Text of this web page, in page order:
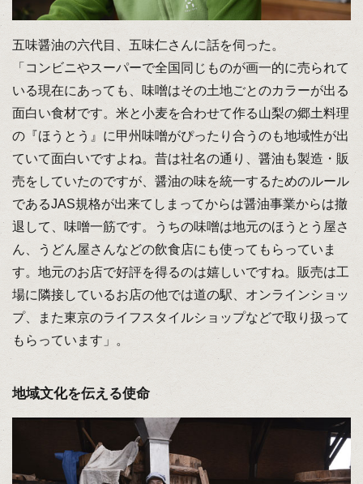
五味醤油の六代目、五味仁さんに話を伺った。
「コンビニやスーパーで全国同じものが画一的に売られて
いる現在にあっても、味噌はその土地ごとのカラーが出る
面白い食材です。米と小麦を合わせて作る山梨の郷土料理
の『ほうとう』に甲州味噌がぴったり合うのも地域性が出
ていて面白いですよね。昔は社名の通り、醤油も製造・販
売をしていたのですが、醤油の味を統一するためのルール
であるJAS規格が出来てしまってからは醤油事業からは撤
退して、味噌一筋です。うちの味噌は地元のほうとう屋さ
ん、うどん屋さんなどの飲食店にも使ってもらっていま
す。地元のお店で好評を得るのは嬉しいですね。販売は工
場に隣接しているお店の他では道の駅、オンラインショッ
プ、また東京のライフスタイルショップなどで取り扱って
もらっています」。
地域文化を伝える使命